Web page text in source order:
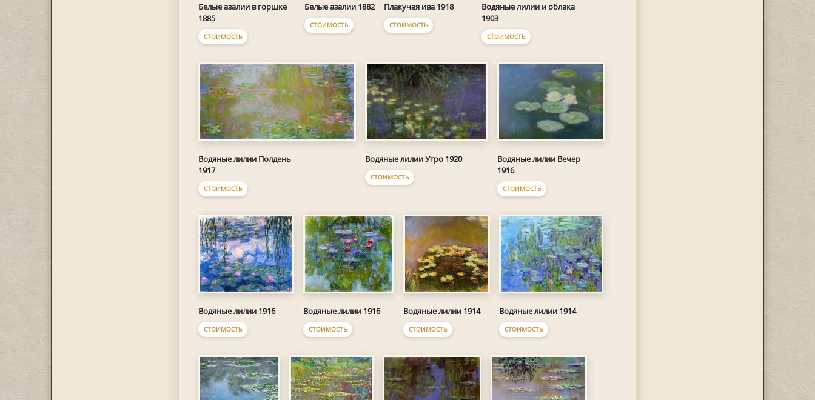
Белые азалии в горшке
1885
СТОИМОСТЬ
Белые азалии 1882
СТОИМОСТЬ
Плакучая ива 1918
СТОИМОСТЬ
Водяные лилии и облака
1903
СТОИМОСТЬ
Водяные лилии Полдень
1917
СТОИМОСТЬ
Водяные лилии Утро 1920
СТОИМОСТЬ
Водяные лилии Вечер
1916
СТОИМОСТЬ
Водяные лилии 1916
СТОИМОСТЬ
Водяные лилии 1916
СТОИМОСТЬ
Водяные лилии 1914
СТОИМОСТЬ
Водяные лилии 1914
СТОИМОСТЬ